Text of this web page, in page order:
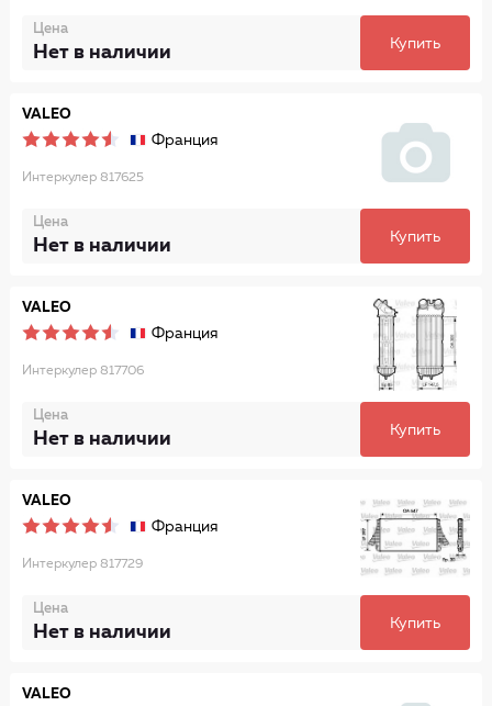
Цена
Нет в наличии Купить
VALEO
Франция
Интеркулер 817625
Цена
Нет в наличии Купить
VALEO
Франция
Интеркулер 817706
Цена
Нет в наличии Купить
VALEO
Франция
Интеркулер 817729
Цена
Нет в наличии Купить
VALEO